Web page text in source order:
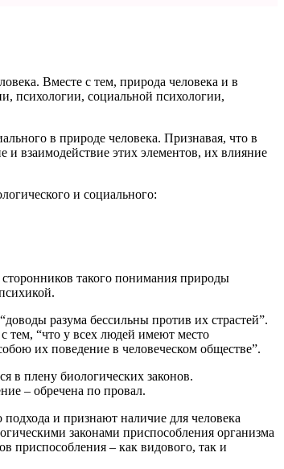
Вместе с тем, природа человека и в
психологии, социальной психологии,
в природе человека. Признавая, что в
и взаимодействие этих элементов, их влияние
и социального:
такого понимания природы
разума бессильны против их страстей”.
тем, “что у всех людей имеют место
их поведение в человеческом обществе”.
в плену биологических законов.
– обречена по провал.
подхода и признают наличие для человека
законами приспособления организма
приспособления – как видового, так и